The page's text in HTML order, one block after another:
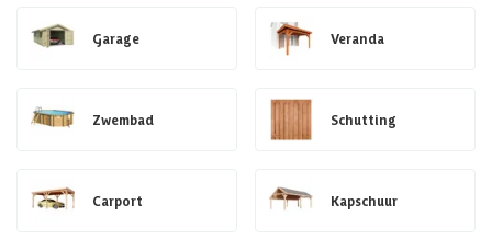
Garage Veranda
Zwembad Schutting
Carport Kapschuur